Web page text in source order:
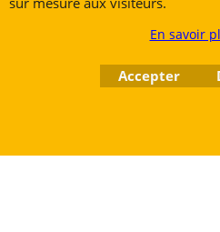
Boutique en
En savoir
Accepter